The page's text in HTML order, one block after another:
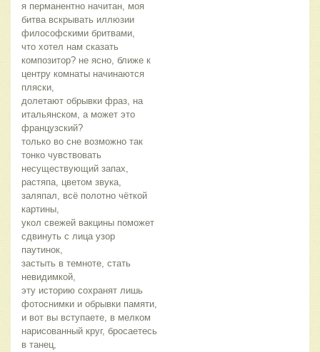
я перманентно начитан, моя
битва вскрывать иллюзии
философскими бритвами,
что хотел нам сказать
композитор? не ясно, ближе к
центру комнаты начинаются
пляски,
долетают обрывки фраз, на
итальянском, а может это
французский?
только во сне возможно так
тонко чувствовать
несуществующий запах,
растяпа, цветом звука,
заляпал, всё полотно чёткой
картины,
укол свежей вакцины поможет
сдвинуть с лица узор
паутинок,
застыть в темноте, стать
невидимкой,
эту историю сохранят лишь
фотоснимки и обрывки памяти,
и вот вы вступаете, в мелком
нарисованный круг, бросаетесь
в танец,